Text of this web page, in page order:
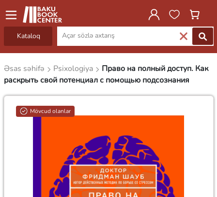
Kataloq
Əsas səhifə Psixologiya
Право на полный доступ. Как
раскрыть свой потенциал с помощью подсознания
Mövcud olanlar